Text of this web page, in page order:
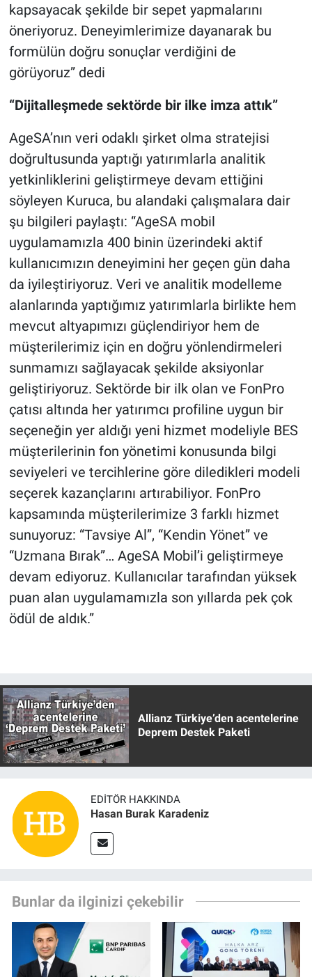
kapsayacak şekilde bir sepet yapmalarını
öneriyoruz. Deneyimlerimize dayanarak bu
formülün doğru sonuçlar verdiğini de
görüyoruz” dedi
“Dijitalleşmede sektörde bir ilke imza attık”
AgeSA’nın veri odaklı şirket olma stratejisi
doğrultusunda yaptığı yatırımlarla analitik
yetkinliklerini geliştirmeye devam ettiğini
söyleyen Kuruca, bu alandaki çalışmalara dair
şu bilgileri paylaştı: “AgeSA mobil
uygulamamızla 400 binin üzerindeki aktif
kullanıcımızın deneyimini her geçen gün daha
da iyileştiriyoruz. Veri ve analitik modelleme
alanlarında yaptığımız yatırımlarla birlikte hem
mevcut altyapımızı güçlendiriyor hem de
müşterilerimiz için en doğru yönlendirmeleri
sunmamızı sağlayacak şekilde aksiyonlar
geliştiriyoruz. Sektörde bir ilk olan ve FonPro
çatısı altında her yatırımcı profiline uygun bir
seçeneğin yer aldığı yeni hizmet modeliyle BES
müşterilerinin fon yönetimi konusunda bilgi
seviyeleri ve tercihlerine göre diledikleri modeli
seçerek kazançlarını artırabiliyor. FonPro
kapsamında müşterilerimize 3 farklı hizmet
sunuyoruz: “Tavsiye Al”, “Kendin Yönet” ve
“Uzmana Bırak”… AgeSA Mobil’i geliştirmeye
devam ediyoruz. Kullanıcılar tarafından yüksek
puan alan uygulamamızla son yıllarda pek çok
ödül de aldık.”
Allianz Türkiye’den acentelerine
Deprem Destek Paketi
EDITÖR HAKKINDA
Hasan Burak Karadeniz
Bunlar da ilginizi çekebilir